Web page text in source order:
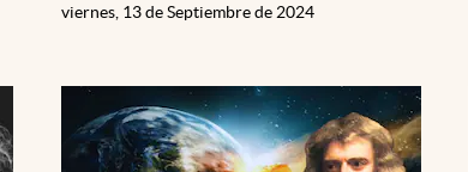
viernes, 13 de Septiembre de 2024